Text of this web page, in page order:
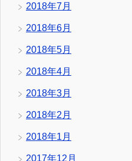
2018年7月
2018年6月
2018年5月
2018年4月
2018年3月
2018年2月
2018年1月
2017年12月